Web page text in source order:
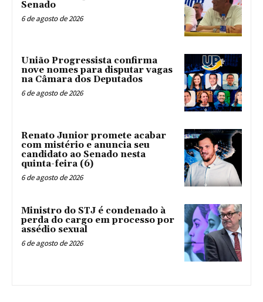
Senado
6 de agosto de 2026
União Progressista confirma
nove nomes para disputar vagas
na Câmara dos Deputados
6 de agosto de 2026
Renato Junior promete acabar
com mistério e anuncia seu
candidato ao Senado nesta
quinta-feira (6)
6 de agosto de 2026
Ministro do STJ é condenado à
perda do cargo em processo por
assédio sexual
6 de agosto de 2026